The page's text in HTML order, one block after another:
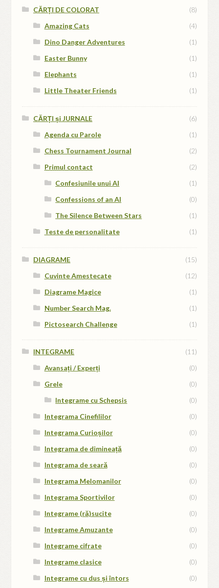
CĂRȚI DE COLORAT
(8)
Amazing Cats
(4)
Dino Danger Adventures
(1)
Easter Bunny
(1)
Elephants
(1)
Little Theater Friends
(1)
CĂRȚI și JURNALE
(6)
Agenda cu Parole
(1)
Chess Tournament Journal
(2)
Primul contact
(2)
Confesiunile unui AI
(1)
Confessions of an AI
(0)
The Silence Between Stars
(1)
Teste de personalitate
(1)
DIAGRAME
(15)
Cuvinte Amestecate
(12)
Diagrame Magice
(1)
Number Search Mag.
(1)
Pictosearch Challenge
(1)
INTEGRAME
(11)
Avansați / Experți
(0)
Grele
(0)
Integrame cu Schepsis
(0)
Integrama Cinefililor
(0)
Integrama Curioșilor
(0)
Integrama de dimineață
(0)
Integrama de seară
(0)
Integrama Melomanilor
(0)
Integrama Sportivilor
(0)
Integrame (ră)sucite
(0)
Integrame Amuzante
(0)
Integrame cifrate
(0)
Integrame clasice
(0)
Integrame cu dus și întors
(0)